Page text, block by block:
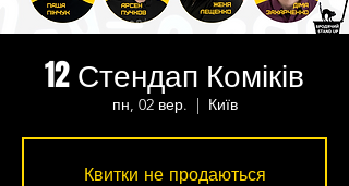
12 Стендап Коміків
пн, 02 вер.
  |
Київ
Квитки не продаються